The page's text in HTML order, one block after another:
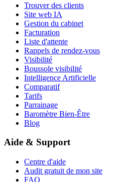
Trouver des clients
Site web IA
Gestion du cabinet
Facturation
Liste d'attente
Rappels de rendez-vous
Visibilité
Boussole visibilité
Intelligence Artificielle
Comparatif
Tarifs
Parrainage
Baromètre Bien-Être
Blog
Aide & Support
Centre d'aide
Audit gratuit de mon site
FAQ